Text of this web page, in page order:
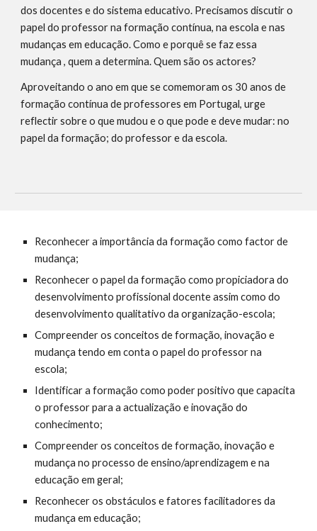
dos docentes e do sistema educativo. Precisamos discutir o
papel do professor na formação contínua, na escola e nas
mudanças em educação. Como e porquê se faz essa
mudança , quem a determina. Quem são os actores?
Aproveitando o ano em que se comemoram os 30 anos de
formação contínua de professores em Portugal, urge
reflectir sobre o que mudou e o que pode e deve mudar: no
papel da formação; do professor e da escola.
Reconhecer a importância da formação como factor de
mudança;
Reconhecer o papel da formação como propiciadora do
desenvolvimento profissional docente assim como do
desenvolvimento qualitativo da organização-escola;
Compreender os conceitos de formação, inovação e
mudança tendo em conta o papel do professor na
escola;
Identificar a formação como poder positivo que capacita
o professor para a actualização e inovação do
conhecimento;
Compreender os conceitos de formação, inovação e
mudança no processo de ensino/aprendizagem e na
educação em geral;
Reconhecer os obstáculos e fatores facilitadores da
mudança em educação;